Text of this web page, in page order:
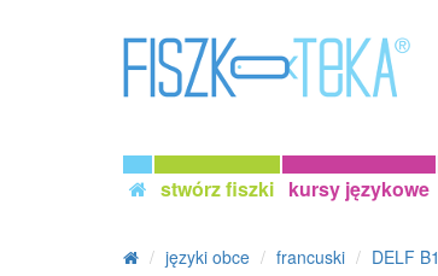
stwórz fiszki kursy językowe
języki obce francuski DELF B1